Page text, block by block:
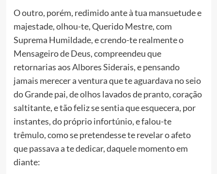
O outro, porém, redimido ante à tua mansuetude e
majestade, olhou-te, Querido Mestre, com
Suprema Humildade, e crendo-te realmente o
Mensageiro de Deus, compreendeu que
retornarias aos Albores Siderais, e pensando
jamais merecer a ventura que te aguardava no seio
do Grande pai, de olhos lavados de pranto, coração
saltitante, e tão feliz se sentia que esquecera, por
instantes, do próprio infortúnio, e falou-te
trêmulo, como se pretendesse te revelar o afeto
que passava a te dedicar, daquele momento em
diante: